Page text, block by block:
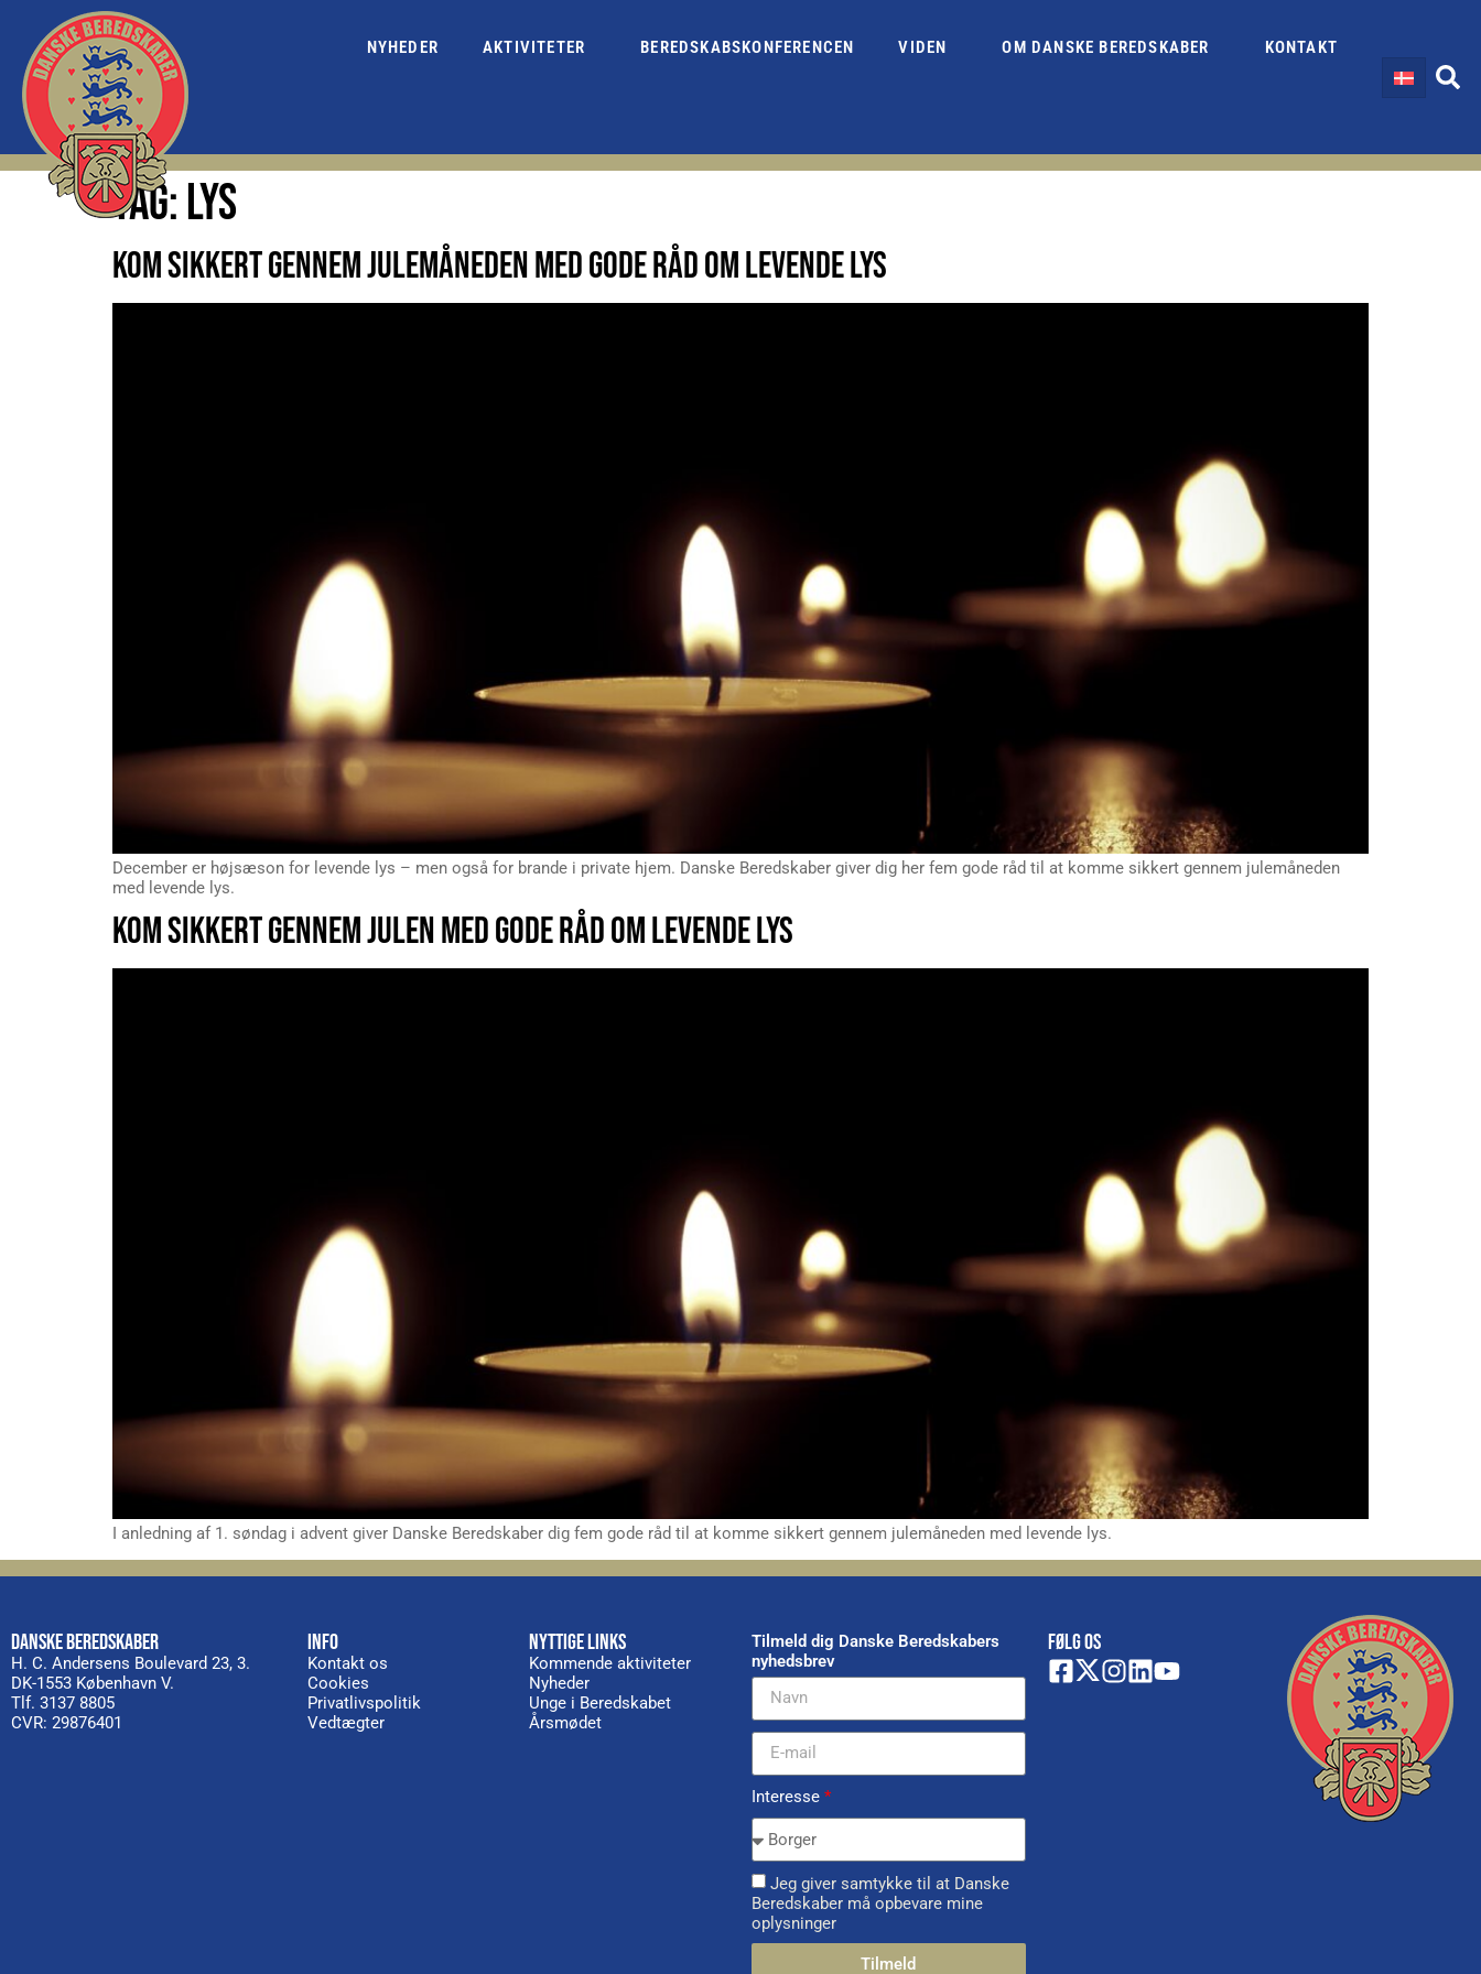
NYHEDER AKTIVITETER BEREDSKABSKONFERENCEN VIDEN OM DANSKE BEREDSKABER KONTAKT
TAG:LYS
KOM SIKKERT GENNEM JULEMÅNEDEN MED GODE RÅD OM LEVENDE LYS
December er højsæson for levende lys – men også for brande i private hjem. Danske Beredskaber giver dig her fem gode råd til at komme sikkert gennem julemåneden
med levende lys.
KOM SIKKERT GENNEM JULEN MED GODE RÅD OM LEVENDE LYS
I anledning af 1. søndag i advent giver Danske Beredskaber dig fem gode råd til at komme sikkert gennem julemåneden med levende lys.
DANSKE BEREDSKABER
H. C. Andersens Boulevard 23, 3.
DK-1553 København V.
Tlf. 3137 8805
CVR: 29876401
INFO
Kontakt os
Cookies
Privatlivspolitik
Vedtægter
NYTTIGE LINKS
Kommende aktiviteter
Nyheder
Unge i Beredskabet
Årsmødet
Tilmeld dig Danske Beredskabers
nyhedsbrev
Interesse *
Jeg giver samtykke til at Danske
Beredskaber må opbevare mine
oplysninger
Tilmeld
FØLG OS